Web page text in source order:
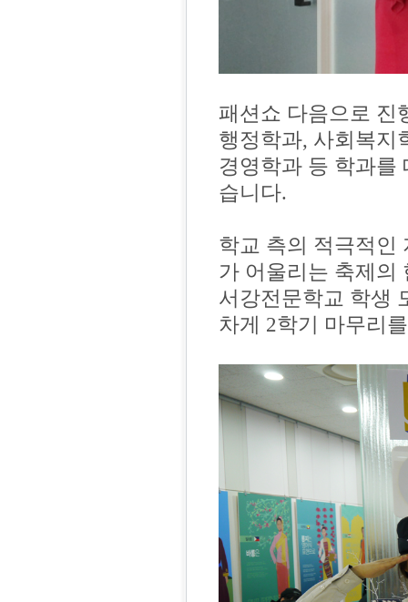
패션쇼 다음으로 진
행정학과, 사회복지
경영학과 등 학과를
습니다.
학교 측의 적극적인
가 어울리는 축제의
서강전문학교 학생
차게 2학기 마무리